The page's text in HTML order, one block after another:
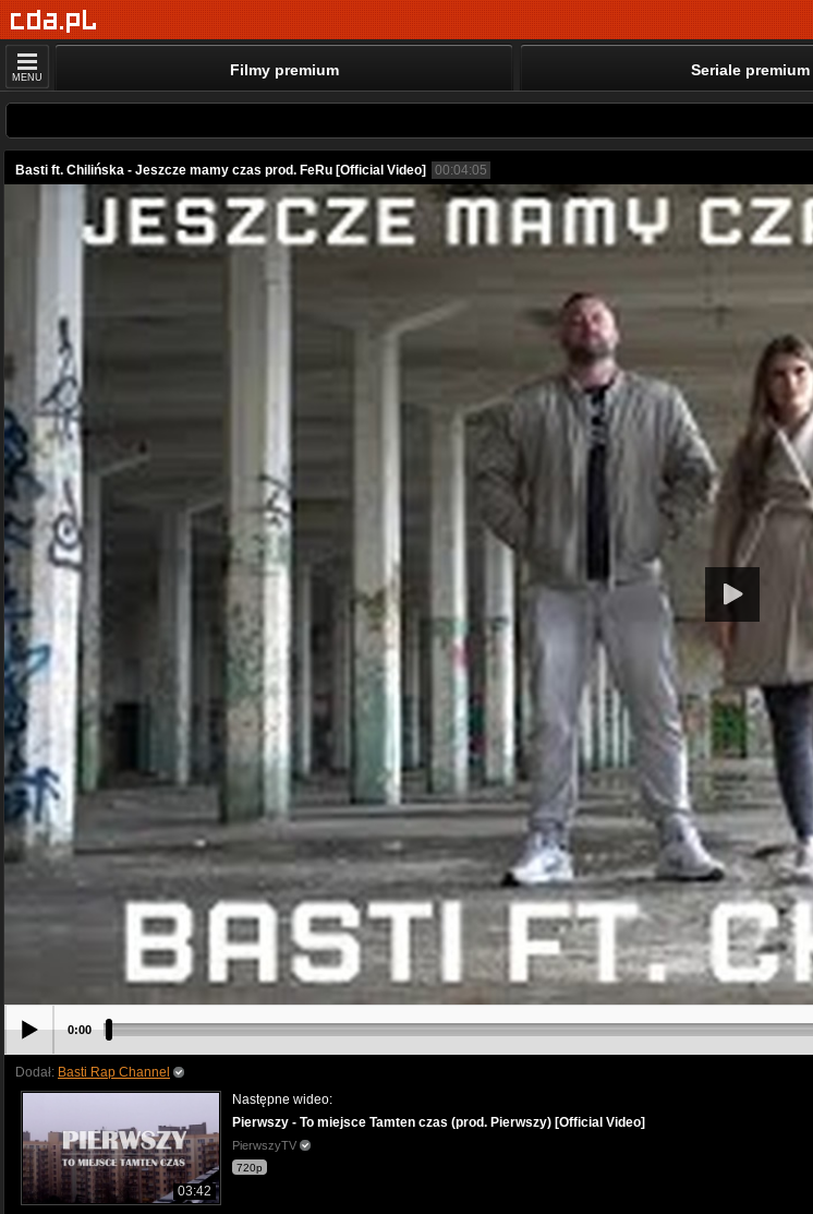
MENU Filmy premium Seriale premium
Basti ft. Chilińska - Jeszcze mamy czas prod. FeRu [Official Video] 00:04:05
0:00
Dodał: Basti Rap Channel
03:42
Następne wideo:
Pierwszy - To miejsce Tamten czas (prod. Pierwszy) [Official Video]
PierwszyTV
720p